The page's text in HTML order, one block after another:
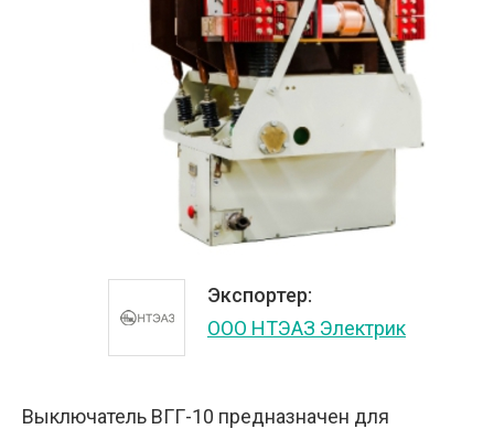
Экспортер:
ООО НТЭАЗ Электрик
Выключатель ВГГ-10 предназначен для